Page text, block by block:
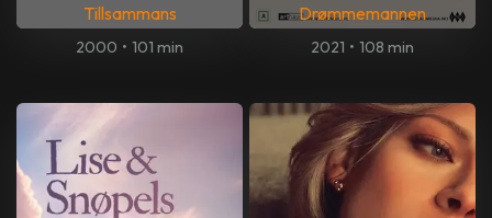
Tillsammans
2000 • 101 min
Drømmemannen
2021 • 108 min